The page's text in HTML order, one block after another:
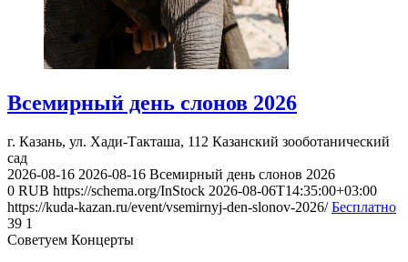
Всемирный день слонов 2026
г. Казань, ул. Хади-Такташа, 112 Казанский зооботанический
сад
2026-08-16 2026-08-16 Всемирный день слонов 2026
0 RUB https://schema.org/InStock 2026-08-06T14:35:00+03:00
https://kuda-kazan.ru/event/vsemirnyj-den-slonov-2026/ Бесплатно
39 1
Советуем Концерты